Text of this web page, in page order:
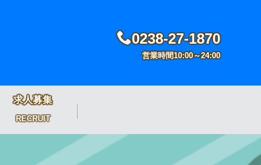
0238-27-1870
営業時間10:00～24:00
求人募集
RECRUIT